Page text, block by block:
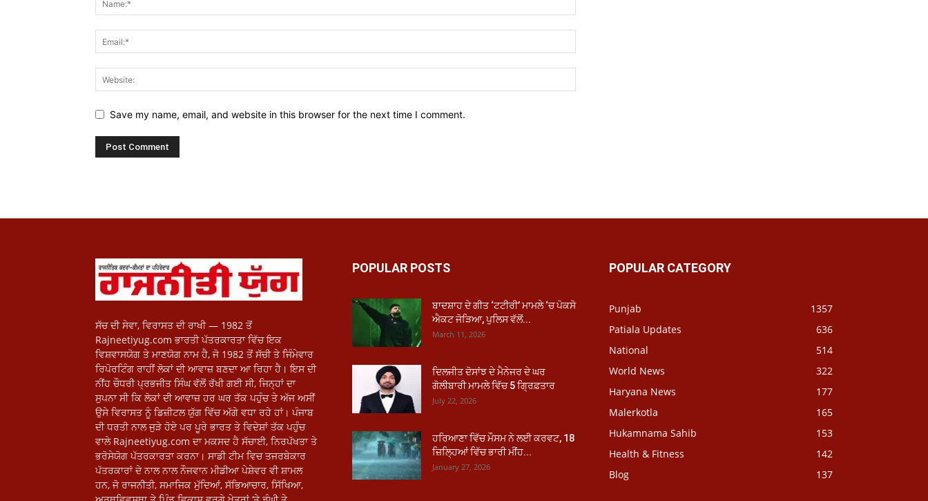
Save my name, email, and website in this browser for the next time I comment.
ਸੱਚ ਦੀ ਸੇਵਾ, ਵਿਰਾਸਤ ਦੀ ਰਾਖੀ — 1982 ਤੋਂ
Rajneetiyug.com ਭਾਰਤੀ ਪੱਤਰਕਾਰਤਾ ਵਿੱਚ ਇਕ
ਵਿਸ਼ਵਾਸਯੋਗ ਤੇ ਮਾਣਯੋਗ ਨਾਮ ਹੈ, ਜੋ 1982 ਤੋਂ ਸੱਚੀ ਤੇ ਜਿੰਮੇਵਾਰ
ਰਿਪੋਰਟਿੰਗ ਰਾਹੀਂ ਲੋਕਾਂ ਦੀ ਆਵਾਜ਼ ਬਣਦਾ ਆ ਰਿਹਾ ਹੈ। ਇਸ ਦੀ
ਨੀਂਹ ਚੌਧਰੀ ਪ੍ਰਭਜੀਤ ਸਿੰਘ ਵੱਲੋਂ ਰੱਖੀ ਗਈ ਸੀ, ਜਿਨ੍ਹਾਂ ਦਾ
ਸੁਪਨਾ ਸੀ ਕਿ ਲੋਕਾਂ ਦੀ ਆਵਾਜ਼ ਹਰ ਘਰ ਤੱਕ ਪਹੁੰਚ ਤੇ ਅੱਜ ਅਸੀਂ
ਉਸੇ ਵਿਰਾਸਤ ਨੂੰ ਡਿਜ਼ੀਟਲ ਯੁੱਗ ਵਿੱਚ ਅੱਗੇ ਵਧਾ ਰਹੇ ਹਾਂ। ਪੰਜਾਬ
ਦੀ ਧਰਤੀ ਨਾਲ ਜੁੜੇ ਹੋਏ ਪਰ ਪੂਰੇ ਭਾਰਤ ਤੇ ਵਿਦੇਸ਼ਾਂ ਤੱਕ ਪਹੁੰਚ
ਵਾਲੇ Rajneetiyug.com ਦਾ ਮਕਸਦ ਹੈ ਸੱਚਾਈ, ਨਿਰਪੱਖਤਾ ਤੇ
ਭਰੋਸੇਯੋਗ ਪੱਤਰਕਾਰਤਾ ਕਰਨਾ। ਸਾਡੀ ਟੀਮ ਵਿਚ ਤਜਰਬੇਕਾਰ
ਪੱਤਰਕਾਰਾਂ ਦੇ ਨਾਲ ਨਾਲ ਨੌਜਵਾਨ ਮੀਡੀਆ ਪੇਸ਼ੇਵਰ ਵੀ ਸ਼ਾਮਲ
ਹਨ, ਜੋ ਰਾਜਨੀਤੀ, ਸਮਾਜਿਕ ਮੁੱਦਿਆਂ, ਸੱਭਿਆਚਾਰ, ਸਿੱਖਿਆ,
POPULAR POSTS
ਬਾਦਸ਼ਾਹ ਦੇ ਗੀਤ ‘ਟਟੀਰੀ’ ਮਾਮਲੇ ‘ਚ ਪੋਕਸੋ
ਐਕਟ ਜੋੜਿਆ, ਪੁਲਿਸ ਵੱਲੋਂ...
March 11, 2026
ਦਿਲਜੀਤ ਦੋਸਾਂਝ ਦੇ ਮੈਨੇਜਰ ਦੇ ਘਰ
ਗੋਲੀਬਾਰੀ ਮਾਮਲੇ ਵਿੱਚ 5 ਗ੍ਰਿਫ਼ਤਾਰ
July 22, 2026
ਹਰਿਆਣਾ ਵਿੱਚ ਮੌਸਮ ਨੇ ਲਈ ਕਰਵਟ, 18
ਜ਼ਿਲ੍ਹਿਆਂ ਵਿੱਚ ਭਾਰੀ ਮੀਂਹ...
January 27, 2026
POPULAR CATEGORY
Punjab
1357
Patiala Updates
636
National
514
World News
322
Haryana News
177
Malerkotla
165
Hukamnama Sahib
153
Health & Fitness
142
Blog
137